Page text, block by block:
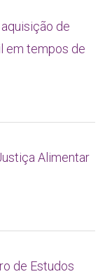
de
em tempos de
Alimentar
de Estudos